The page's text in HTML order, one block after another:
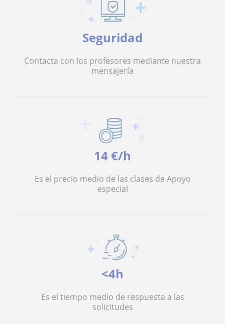
Seguridad
Contacta con los profesores mediante nuestra
mensajería
14 €/h
Es el precio medio de las clases de Apoyo
especial
<4h
Es el tiempo medio de respuesta a las
solicitudes